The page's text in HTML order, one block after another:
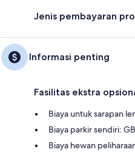
Jenis pembayaran
Informasi penting
Fasilitas ekstra
Biaya untuk sarapan
Biaya parkir sendiri:
Biaya hewan